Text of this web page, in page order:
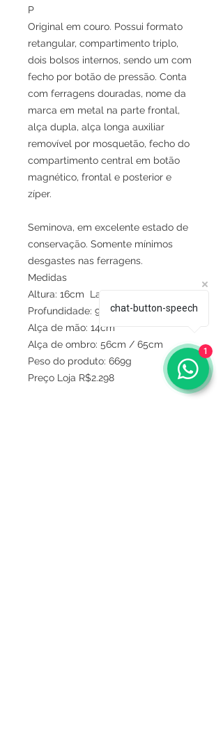
P
Original em couro. Possui formato
retangular, compartimento triplo,
dois bolsos internos, sendo um com
fecho por botão de pressão. Conta
com ferragens douradas, nome da
marca em metal na parte frontal,
alça dupla, alça longa auxiliar
removível por mosquetão, fecho do
compartimento central em botão
magnético, frontal e posterior e
zíper.
Seminova, em excelente estado de
conservação. Somente mínimos
desgastes nas ferragens.
Medidas
Altura: 16cm Largura: 27cm
Profundidade: 9cm
Alça de mão: 14cm
Alça de ombro: 56cm / 65cm
Peso do produto: 669g
Preço Loja R$2.298
chat-button-speech
1